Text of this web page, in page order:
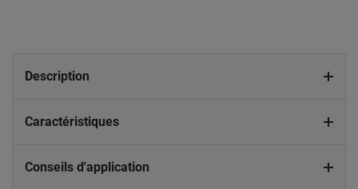
Description
Caractéristiques
Conseils d'application